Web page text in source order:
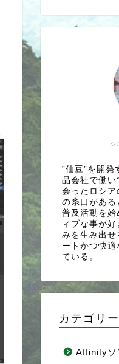
シ
”仙豆”を開発
品会社で働
会ったロシア
の糸口がある
普及活動を始
ィブな事が
みを生み出せ
ートかつ快適
ている。
カテゴリー
Affinityソ